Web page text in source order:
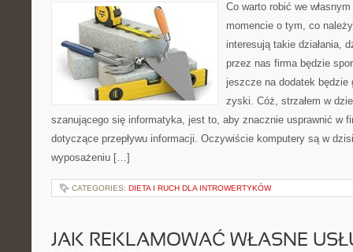
Co warto robić we
momencie o tym, co
interesują takie działania,
przez nas firma będzie
jeszcze na dodatek będzie
zyski. Cóż, strzałem w
szanującego się informatyka, jest to, aby znacznie usprawnić w
dotyczące przepływu informacji. Oczywiście komputery są w
wyposażeniu […]
CATEGORIES: DIETA I RUCH DLA INTROWERTYKÓW
JAK REKLAMOWAĆ WŁASNE